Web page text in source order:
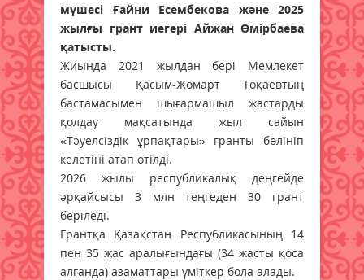
мүшесі Ғайни Есембекова және 2025
жылғы грант иегері Айжан Өмірбаева
қатысты.
Жиында 2021 жылдан бері Мемлекет
басшысы Қасым-Жомарт Тоқаевтың
бастамасымен шығармашыл жастарды
қолдау мақсатында жыл сайын
«Тәуелсіздік ұрпақтары» гранты бөлініп
келетіні атап өтілді.
2026 жылы республикалық деңгейде
әрқайсысы 3 млн теңгеден 30 грант
беріледі.
Грантқа Қазақстан Республикасының 14
пен 35 жас аралығындағы (34 жасты қоса
алғанда) азаматтары үміткер бола алады.